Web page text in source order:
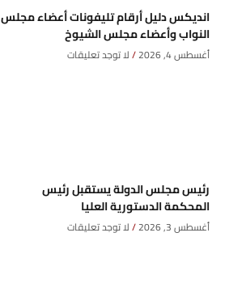
انديكس دليل أرقام تليفونات أعضاء مجلس
النواب وأعضاء مجلس الشيوخ
أغسطس 4, 2026 لا توجد تعليقات
رئيس مجلس الدولة يستقبل رئيس
المحكمة الدستورية العليا
أغسطس 3, 2026 لا توجد تعليقات